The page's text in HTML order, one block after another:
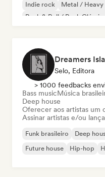
Indie rock
Metal / Heavy
Rock & Roll / Rock Clássico
Dreamers
Selo, Editora
> 1000 feedbacks
Bass musicMúsica
Deep house
Oferecer aos artistas um
Assinar artistas e/ou
Funk brasileiro Deep
Future house
Hip-hop